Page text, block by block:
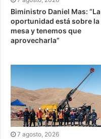
Biministro Daniel Mas: “La
oportunidad está sobre la
mesa y tenemos que
aprovecharla”
7 agosto, 2026